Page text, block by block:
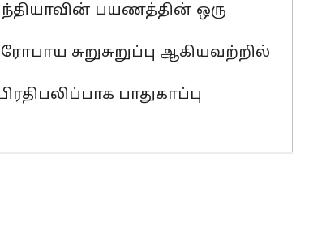
பயணத்தின் ஒரு
சுறுசுறுப்பு ஆகியவற்றில்
பாதுகாப்பு